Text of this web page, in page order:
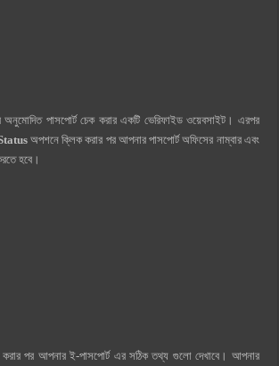
অনুমোদিত পাসপোর্ট চেক করার একটি ভেরিফাইড ওয়েবসাইট। এরপর
অপশনে ক্লিক করার পর আপনার পাসপোর্ট অফিসের নাম্বার এবং
হবে।
করার পর আপনার ই-পাসপোর্ট এর সঠিক তথ্য গুলো দেখাবে। আপনার